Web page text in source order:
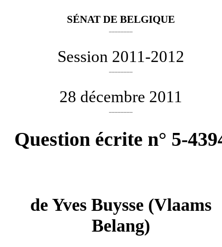
SÉNAT DE BELGIQUE
Session 2011-2012
28 décembre 2011
Question écrite n° 5-
deYves Buysse (Vlaams
Belang)